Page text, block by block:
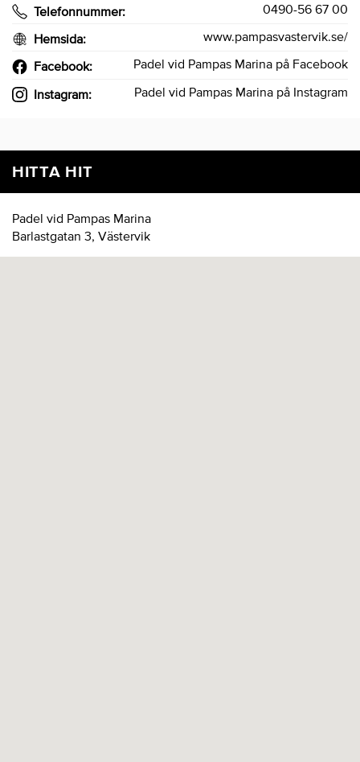
Telefonnummer: 0490-56 67 00
Hemsida: www.pampasvastervik.se/
Facebook: Padel vid Pampas Marina på Facebook
Instagram: Padel vid Pampas Marina på Instagram
HITTA HIT
Padel vid Pampas Marina
Barlastgatan 3, Västervik